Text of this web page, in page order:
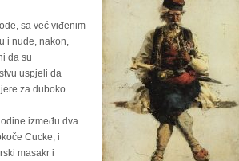
sa već viđenim
i nude, nakon,
da su
uspjeli da
za duboko
između dva
Cucke, i
masakr i